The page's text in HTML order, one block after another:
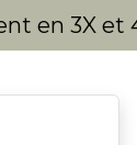
en 3X et